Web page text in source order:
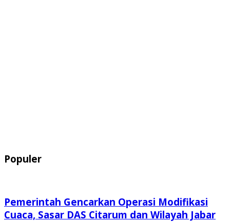
Populer
Pemerintah Gencarkan Operasi Modifikasi
Cuaca, Sasar DAS Citarum dan Wilayah Jabar